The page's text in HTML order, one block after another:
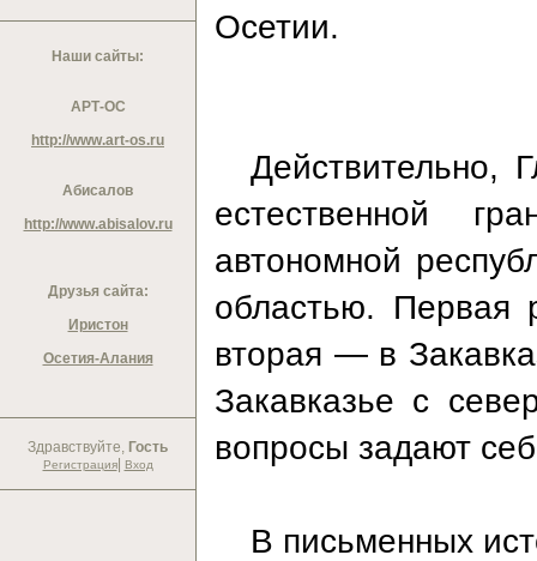
Наши сайты:
АРТ-ОС
http://www.art-os.ru
Абисалов
http://www.abisalov.ru
Друзья сайта:
Иристон
Осетия-Алания
Здравствуйте, Гость
Регистрация| Вход
Осетии.
Действительно,
естественной
автономной
областью. Первая
вторая — в
Закавказье с
вопросы задают
В письменных